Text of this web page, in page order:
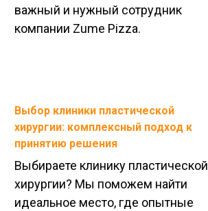
важный и нужный сотрудник
компании Zume Pizza.
Выбор клиники пластической
хирургии: комплексный подход к
принятию решения
Выбираете клинику пластической
хирургии? Мы поможем найти
идеальное место, где опытные